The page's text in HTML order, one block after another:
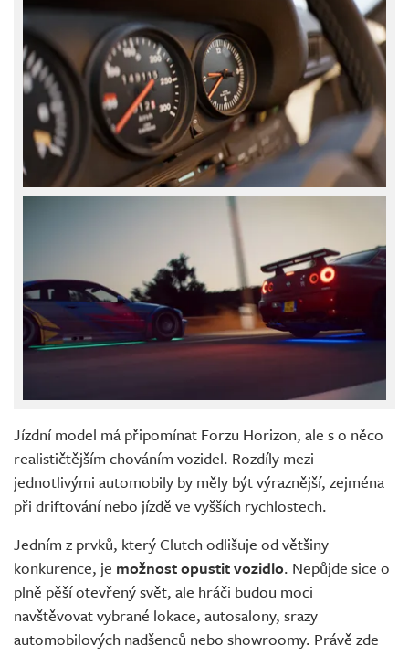
Jízdní model má připomínat Forzu Horizon, ale s o něco
realističtějším chováním vozidel. Rozdíly mezi
jednotlivými automobily by měly být výraznější, zejména
při driftování nebo jízdě ve vyšších rychlostech.
Jedním z prvků, který Clutch odlišuje od většiny
konkurence, je možnost opustit vozidlo. Nepůjde sice o
plně pěší otevřený svět, ale hráči budou moci
navštěvovat vybrané lokace, autosalony, srazy
automobilových nadšenců nebo showroomy. Právě zde